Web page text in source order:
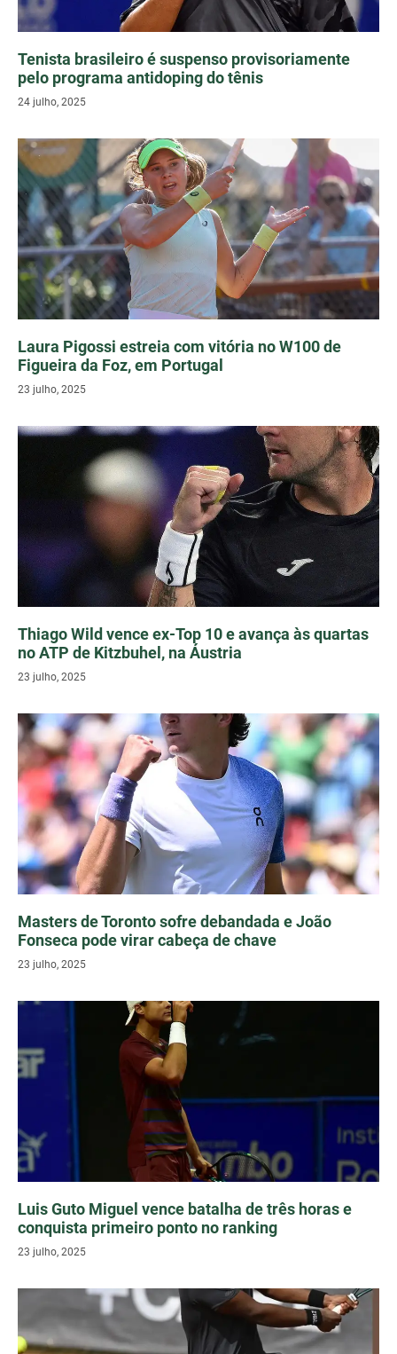
Tenista brasileiro é suspenso provisoriamente
pelo programa antidoping do tênis
24 julho, 2025
Laura Pigossi estreia com vitória no W100 de
Figueira da Foz, em Portugal
23 julho, 2025
Thiago Wild vence ex-Top 10 e avança às quartas
no ATP de Kitzbuhel, na Áustria
23 julho, 2025
Masters de Toronto sofre debandada e João
Fonseca pode virar cabeça de chave
23 julho, 2025
Luis Guto Miguel vence batalha de três horas e
conquista primeiro ponto no ranking
23 julho, 2025